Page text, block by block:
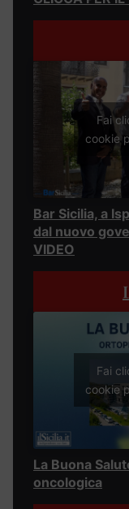
Fai
cookie
Bar Sicilia, a
dal nuovo
VIDEO
Fai
cookie
La Buona
oncologica